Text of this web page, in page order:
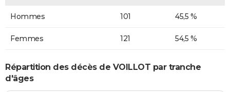
Hommes 101 45,5 %
Femmes 121 54,5 %
Répartition des décès de VOILLOT par tranche
d'âges